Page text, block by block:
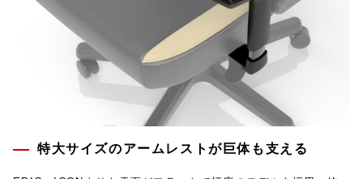
特大サイズのアームレストが巨体も支える